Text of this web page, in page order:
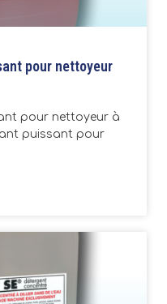
pour nettoyeur
pour nettoyeur à
puissant pour